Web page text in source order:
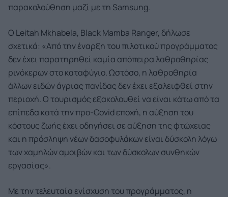
παρακολούθηση μαζί με τη Samsung.
Ο Leitah Mkhabela, Black Mamba Ranger, δήλωσε
σχετικά: «Από την έναρξη του πιλοτικού προγράμματος
δεν έχει παρατηρηθεί καμία απόπειρα λαθροθηρίας
ρινόκερων στο καταφύγιο. Ωστόσο, η λαθροθηρία
άλλων ειδών άγριας πανίδας δεν έχει εξαλειφθεί στην
περιοχή. Ο τουρισμός εξακολουθεί να είναι κάτω από τα
επίπεδα κατά την προ-Covid εποχή, η αύξηση του
κόστους ζωής έχει οδηγήσει σε αύξηση της φτώχειας
και η πρόσληψη νέων δασοφυλάκων είναι δύσκολη λόγω
των χαμηλών αμοιβών και των δύσκολων συνθηκών
εργασίας».
Με την τελευταία ενίσχυση του προγράμματος, η